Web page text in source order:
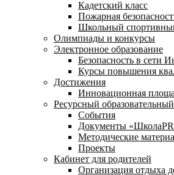
Кадетский класс
Пожарная
Школьный
Олимпиады и конкурсы
Электронное образование
Безопасность в сети
Курсы повышения
Достижения
Инновационная
Ресурсный
События
Документы
Методические
Проекты
Кабинет для родителей
Организация отдыха